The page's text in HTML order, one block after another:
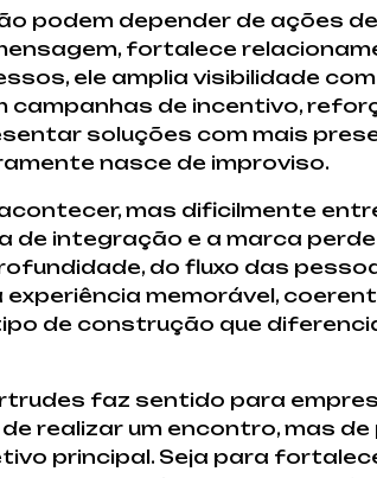
podem depender de ações
fortalece
ele amplia visibilidade
campanhas de incentivo,
soluções com mais
nasce de improviso.
mas dificilmente
de integração e a marca
do fluxo das
memorável,
de construção que
faz sentido para
realizar um encontro, mas
principal. Seja para